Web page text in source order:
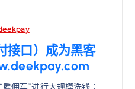
接口）成为黑客
佣军”进行大规模洗钱：